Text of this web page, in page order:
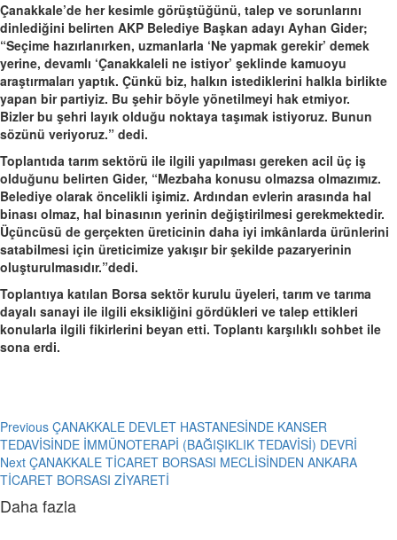
Çanakkale’de her kesimle görüştüğünü, talep ve sorunlarını
dinlediğini belirten AKP Belediye Başkan adayı Ayhan Gider;
“Seçime hazırlanırken, uzmanlarla ‘Ne yapmak gerekir’ demek
yerine, devamlı ‘Çanakkaleli ne istiyor’ şeklinde kamuoyu
araştırmaları yaptık. Çünkü biz, halkın istediklerini halkla birlikte
yapan bir partiyiz. Bu şehir böyle yönetilmeyi hak etmiyor.
Bizler bu şehri layık olduğu noktaya taşımak istiyoruz. Bunun
sözünü veriyoruz.” dedi.
Toplantıda tarım sektörü ile ilgili yapılması gereken acil üç iş
olduğunu belirten Gider, “Mezbaha konusu olmazsa olmazımız.
Belediye olarak öncelikli işimiz. Ardından evlerin arasında hal
binası olmaz, hal binasının yerinin değiştirilmesi gerekmektedir.
Üçüncüsü de gerçekten üreticinin daha iyi imkânlarda ürünlerini
satabilmesi için üreticimize yakışır bir şekilde pazaryerinin
oluşturulmasıdır.”dedi.
Toplantıya katılan Borsa sektör kurulu üyeleri, tarım ve tarıma
dayalı sanayi ile ilgili eksikliğini gördükleri ve talep ettikleri
konularla ilgili fikirlerini beyan etti. Toplantı karşılıklı sohbet ile
sona erdi.
Post
navigation
Previous ÇANAKKALE DEVLET HASTANESİNDE KANSER
TEDAVİSİNDE İMMÜNOTERAPİ (BAĞIŞIKLIK TEDAVİSİ) DEVRİ
Next ÇANAKKALE TİCARET BORSASI MECLİSİNDEN ANKARA
TİCARET BORSASI ZİYARETİ
Daha fazla